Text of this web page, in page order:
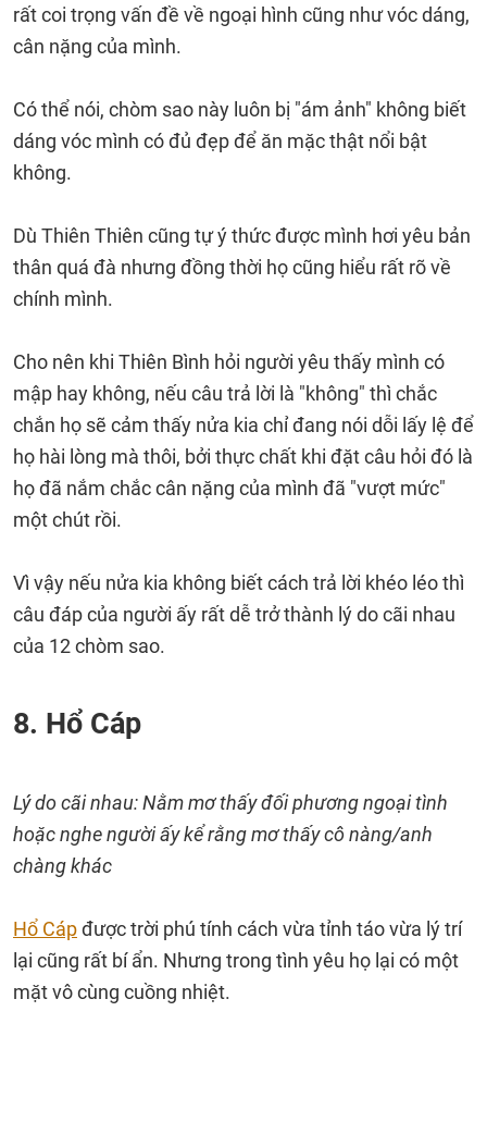
rất coi trọng vấn đề về ngoại hình cũng như vóc dáng,
cân nặng của mình.
Có thể nói, chòm sao này luôn bị "ám ảnh" không biết
dáng vóc mình có đủ đẹp để ăn mặc thật nổi bật
không.
Dù Thiên Thiên cũng tự ý thức được mình hơi yêu bản
thân quá đà nhưng đồng thời họ cũng hiểu rất rõ về
chính mình.
Cho nên khi Thiên Bình hỏi người yêu thấy mình có
mập hay không, nếu câu trả lời là "không" thì chắc
chắn họ sẽ cảm thấy nửa kia chỉ đang nói dỗi lấy lệ để
họ hài lòng mà thôi, bởi thực chất khi đặt câu hỏi đó là
họ đã nắm chắc cân nặng của mình đã "vượt mức"
một chút rồi.
Vì vậy nếu nửa kia không biết cách trả lời khéo léo thì
câu đáp của người ấy rất dễ trở thành lý do cãi nhau
của 12 chòm sao.
8. Hổ Cáp
Lý do cãi nhau: Nằm mơ thấy đối phương ngoại tình
hoặc nghe người ấy kể rằng mơ thấy cô nàng/anh
chàng khác
Hổ Cápđược trời phú tính cách vừa tỉnh táo vừa lý trí
lại cũng rất bí ẩn. Nhưng trong tình yêu họ lại có một
mặt vô cùng cuồng nhiệt.